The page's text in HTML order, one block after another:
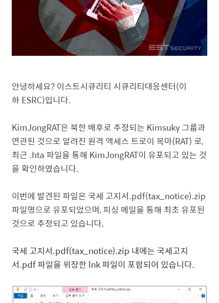
안녕하세요? 이스트시큐리티 시큐리티대응센터(이
하 ESRC)입니다.
KimJongRAT은 북한 배후로 추정되는 Kimsuky 그룹과
연관된 것으로 알려진 원격 액세스 트로이 목마(RAT) 로,
최근 .hta 파일을 통해 KimJongRAT이 유포되고 있는 것
을 확인하였습니다.
이번에 발견된 파일은 국세 고지서.pdf(tax_notice).zip
파일명으로 유포되었으며, 피싱 메일을 통해 최초 유포된
것으로 추정되고 있습니다.
국세 고지서.pdf(tax_notice).zip 내에는 국세고지
서.pdf 파일을 위장한 lnk 파일이 포함되어 있습니다.